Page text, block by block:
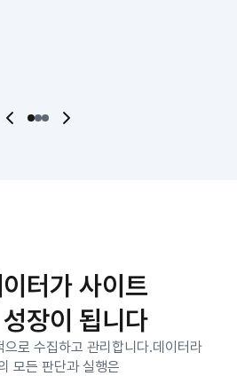
터가 사이트
장이 됩니다
로 수집하고 관리합니다.데이터라
모든 판단과 실행은